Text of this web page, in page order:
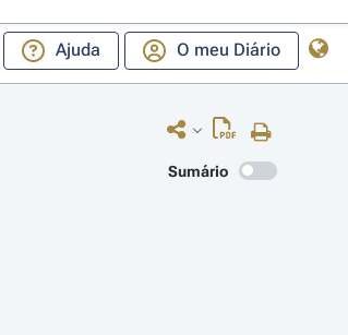
Ajuda O meu Diário
Sumário